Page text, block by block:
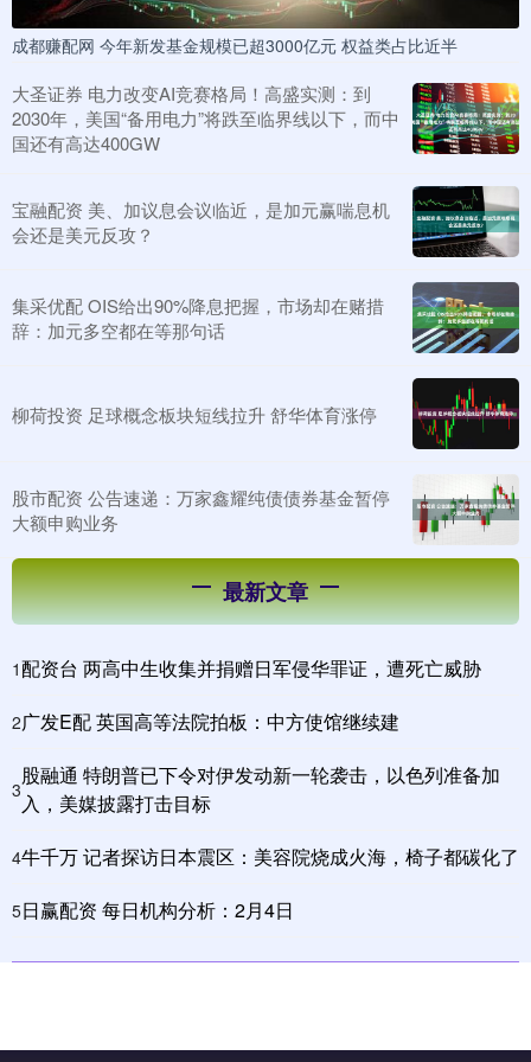
成都赚配网 今年新发基金规模已超3000亿元 权益类占比近半
大圣证券 电力改变AI竞赛格局！高盛实测：到
2030年，美国“备用电力”将跌至临界线以下，而中
国还有高达400GW
宝融配资 美、加议息会议临近，是加元赢喘息机
会还是美元反攻？
集采优配 OIS给出90%降息把握，市场却在赌措
辞：加元多空都在等那句话
柳荷投资 足球概念板块短线拉升 舒华体育涨停
股市配资 公告速递：万家鑫耀纯债债券基金暂停
大额申购业务
最新文章
1配资台 两高中生收集并捐赠日军侵华罪证，遭死亡威胁
2广发E配 英国高等法院拍板：中方使馆继续建
3
股融通 特朗普已下令对伊发动新一轮袭击，以色列准备加
入，美媒披露打击目标
4牛千万 记者探访日本震区：美容院烧成火海，椅子都碳化了
5日赢配资 每日机构分析：2月4日